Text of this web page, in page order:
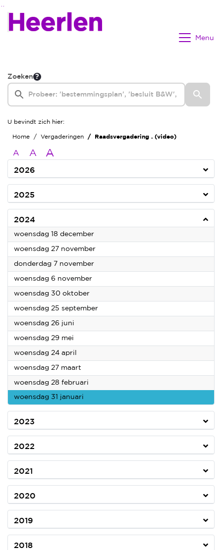
Menu
Zoeken
U bevindt zich hier:
Home Vergaderingen Raadsvergadering . (video)
A A A
2026
2025
2024
woensdag 18 december2024
woensdag 27 november2024
donderdag 7 november2024
woensdag 6 november2024
woensdag 30 oktober2024
woensdag 25 september2024
woensdag 26 juni
woensdag 29 mei
woensdag 24 april
woensdag 27 maart
woensdag 28 februari
woensdag 31 januari
2023
2022
2021
2020
2019
2018